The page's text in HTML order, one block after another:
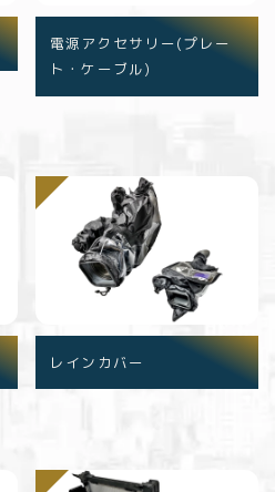
電源アクセサリー(プレー
ト・ケーブル)
レインカバー